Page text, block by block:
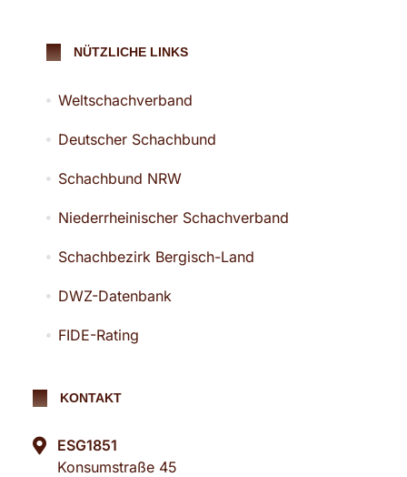
NÜTZLICHE LINKS
Weltschachverband
Deutscher Schachbund
Schachbund NRW
Niederrheinischer Schachverband
Schachbezirk Bergisch-Land
DWZ-Datenbank
FIDE-Rating
KONTAKT
ESG1851
Konsumstraße 45